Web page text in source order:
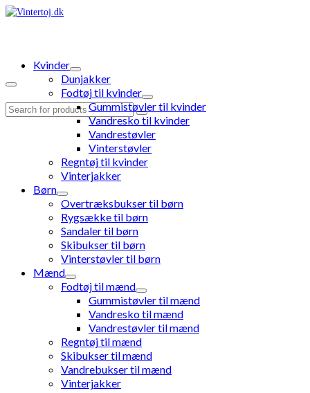
Search
Kvinder
Dunjakker
Fodtøj til kvinder
Gummistøvler til kvinder
Vandresko til kvinder
Vandrestøvler
Vinterstøvler
Regntøj til kvinder
Vinterjakker
Børn
Overtræksbukser til børn
Rygsække til børn
Sandaler til børn
Skibukser til børn
Vinterstøvler til børn
Mænd
Fodtøj til mænd
Gummistøvler til mænd
Vandresko til mænd
Vandrestøvler til mænd
Regntøj til mænd
Skibukser til mænd
Vandrebukser til mænd
Vinterjakker